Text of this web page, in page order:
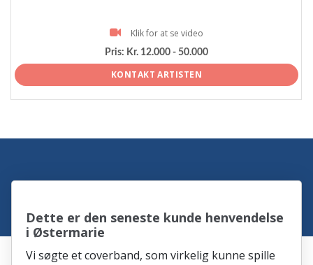
Klik for at se video
Pris: Kr. 12.000 - 50.000
KONTAKT ARTISTEN
Dette er den seneste kunde henvendelse
i Østermarie
Vi søgte et coverband, som virkelig kunne spille